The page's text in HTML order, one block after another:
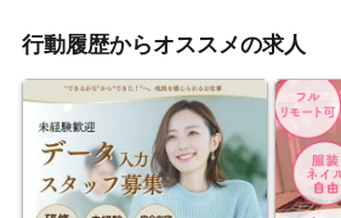
行動履歴からオススメの求人